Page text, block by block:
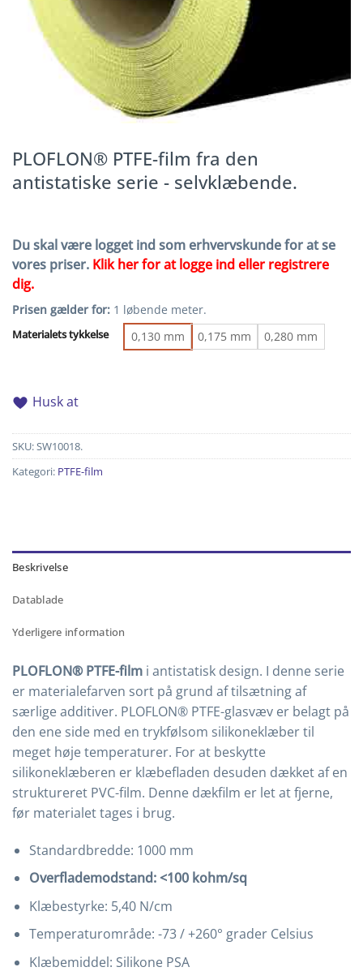
PLOFLON® PTFE-film fra den
antistatiske serie - selvklæbende.
Du skal være logget ind som erhvervskunde for at se
vores priser. Klik her for at logge ind eller registrere
dig.
Prisen gælder for: 1 løbende meter.
Materialets tykkelse 0,130 mm 0,175 mm 0,280 mm
Husk at
SKU:SW10018.
Kategori: PTFE-film
Beskrivelse
Datablade
Yderligere information
PLOFLON® PTFE-film i antistatisk design. I denne serie
er materialefarven sort på grund af tilsætning af
særlige additiver. PLOFLON® PTFE-glasvæv er belagt på
den ene side med en trykfølsom silikoneklæber til
meget høje temperaturer. For at beskytte
silikoneklæberen er klæbefladen desuden dækket af en
struktureret PVC-film. Denne dækfilm er let at fjerne,
før materialet tages i brug.
Standardbredde: 1000 mm
Overflademodstand: <100 kohm/sq
Klæbestyrke: 5,40 N/cm
Temperaturområde: -73 / +260° grader Celsius
Klæbemiddel: Silikone PSA